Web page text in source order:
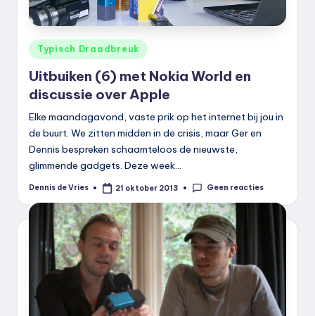
Geplaatst
in
Typisch Draadbreuk
Uitbuiken (6) met Nokia World en
discussie over Apple
Elke maandagavond, vaste prik op het internet bij jou in
de buurt. We zitten midden in de crisis, maar Ger en
Dennis bespreken schaamteloos de nieuwste,
glimmende gadgets. Deze week…
Geplaatst
Dennis de Vries 21 oktober 2013 Geen reacties